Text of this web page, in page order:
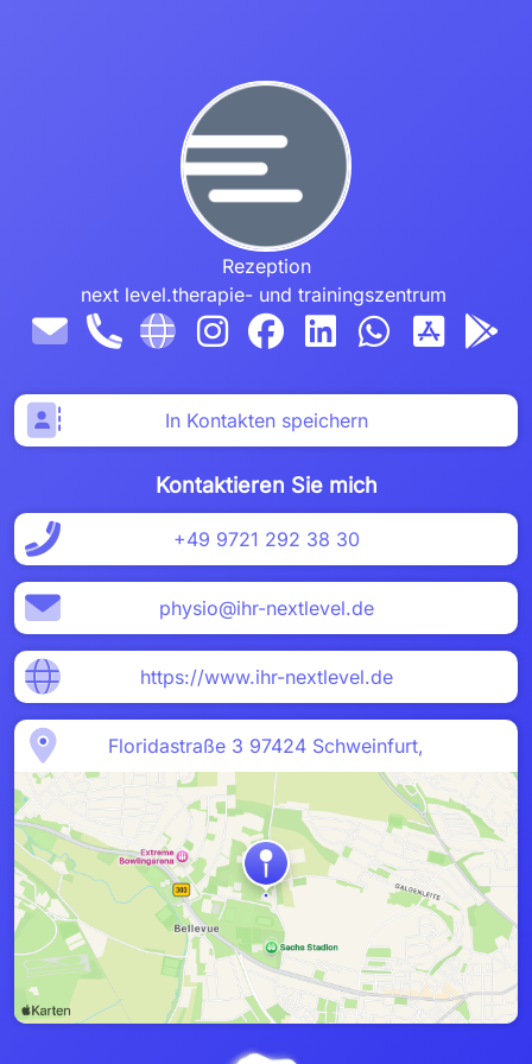
Rezeption
next level.therapie- und trainingszentrum
In Kontakten speichern
Kontaktieren Sie mich
+49 9721 292 38 30
physio@ihr-nextlevel.de
https://www.ihr-nextlevel.de
Floridastraße 3 97424 Schweinfurt,